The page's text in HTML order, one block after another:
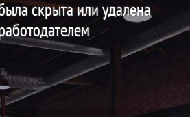
скрыта или удалена